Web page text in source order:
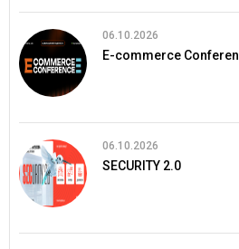
06.10.2026
E-commerce
06.10.2026
SECURITY 2.0